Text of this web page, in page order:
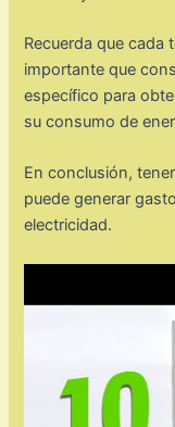
Recuerda que cada
importante que
específico para
su consumo de
En conclusión,
puede generar
electricidad.